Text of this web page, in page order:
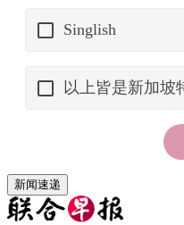
新闻速递